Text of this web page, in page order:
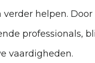
helpen.
professionals,
vaardigheden.